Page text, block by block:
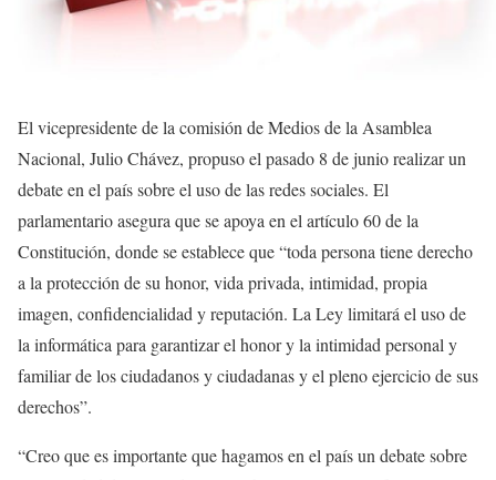
El vicepresidente de la comisión de Medios de la Asamblea
Nacional, Julio Chávez, propuso el pasado 8 de junio realizar un
debate en el país sobre el uso de las redes sociales. El
parlamentario asegura que se apoya en el artículo 60 de la
Constitución, donde se establece que “toda persona tiene derecho
a la protección de su honor, vida privada, intimidad, propia
imagen, confidencialidad y reputación. La Ley limitará el uso de
la informática para garantizar el honor y la intimidad personal y
familiar de los ciudadanos y ciudadanas y el pleno ejercicio de sus
derechos”.
“Creo que es importante que hagamos en el país un debate sobre